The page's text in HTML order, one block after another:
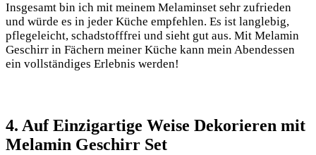
Insgesamt bin ‍ich mit meinem Melaminset sehr zufrieden
und würde es ⁣in jeder Küche empfehlen. Es ist langlebig,
pflegeleicht, schadstofffrei und sieht gut aus. Mit Melamin
Geschirr in ⁢Fächern meiner Küche kann mein Abendessen
ein vollständiges Erlebnis ⁣werden!
4. Auf Einzigartige Weise Dekorieren mit
Melamin Geschirr Set